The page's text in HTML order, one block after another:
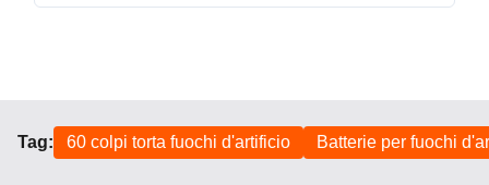
Tag: 60 colpi torta fuochi d'artificio Batterie per fuochi